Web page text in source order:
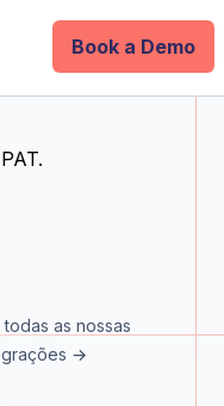
Book a Demo
todas as nossas
→